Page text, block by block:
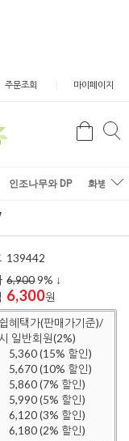
주문조회 마이페이지
검
인조나무와 DP 화병/화
139442
6,9009% ↓
6,300원
혜택가(판매가기준)/
일반회원(2%)
5,360 (15% 할인)
5,670 (10% 할인)
5,860 (7% 할인)
5,990 (5% 할인)
6,120 (3% 할인)
6,180 (2% 할인)